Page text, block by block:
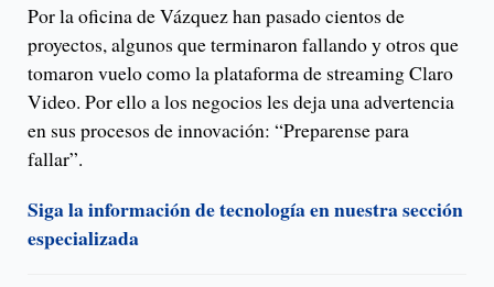
Por la oficina de Vázquez han pasado cientos de
proyectos, algunos que terminaron fallando y otros que
tomaron vuelo como la plataforma de streaming Claro
Video. Por ello a los negocios les deja una advertencia
en sus procesos de innovación: “Preparense para
fallar”.
Siga la información de tecnología en nuestra sección
especializada